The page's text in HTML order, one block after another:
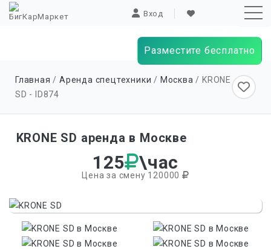
Вход
Разместите бесплатно
Главная /Аренда спецтехники / Москва / KRONE
SD - ID874
KRONE SD аренда в Москве
125 \час
Цена за смену 120000